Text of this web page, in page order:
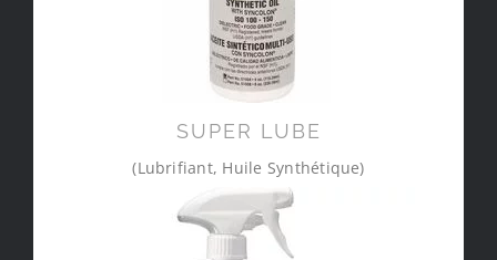
SUPER LUBE
(Lubrifiant, Huile Synthétique)